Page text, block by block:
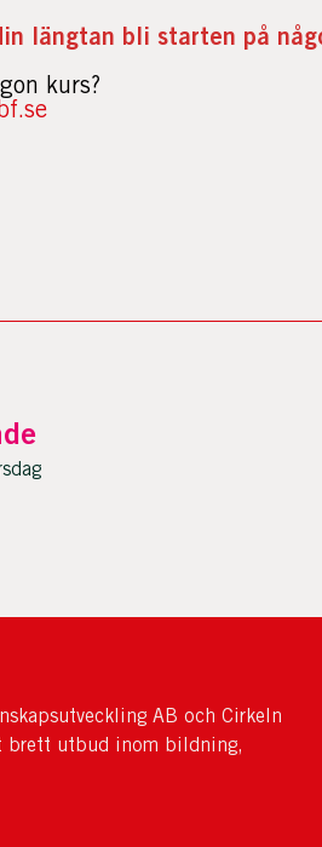
längtan bli starten på
kurs?
AB och Cirkeln
brett utbud inom bildning,